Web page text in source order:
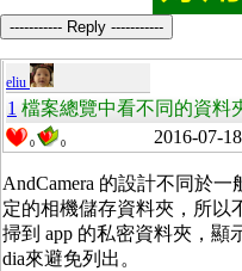
----------- Reply -----------
eliu
1 檔案總覽中看不同的資料
0 0 2016-07-18
AndCamera 的設計不同於
定的相機儲存資料夾，所以
掃到 app 的私密資料夾，顯
dia來避免列出。